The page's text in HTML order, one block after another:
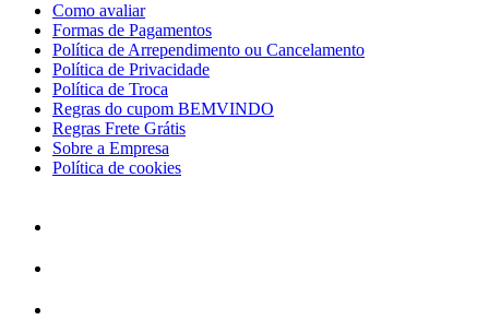
Como avaliar
Formas de Pagamentos
Política de Arrependimento ou Cancelamento
Política de Privacidade
Política de Troca
Regras do cupom BEMVINDO
Regras Frete Grátis
Sobre a Empresa
Política de cookies